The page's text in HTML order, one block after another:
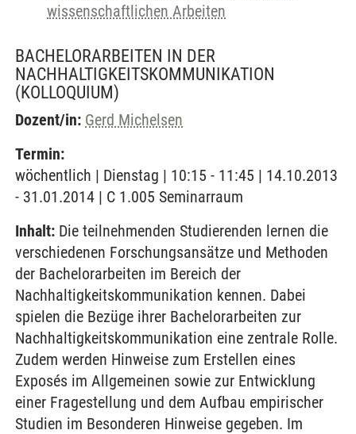
wissenschaftlichen Arbeiten
BACHELORARBEITEN IN DER
NACHHALTIGKEITSKOMMUNIKATION
(KOLLOQUIUM)
Dozent/in: Gerd Michelsen
Termin:
wöchentlich | Dienstag | 10:15 - 11:45 | 14.10.2013
- 31.01.2014 | C 1.005 Seminarraum
Inhalt: Die teilnehmenden Studierenden lernen die
verschiedenen Forschungsansätze und Methoden
der Bachelorarbeiten im Bereich der
Nachhaltigkeitskommunikation kennen. Dabei
spielen die Bezüge ihrer Bachelorarbeiten zur
Nachhaltigkeitskommunikation eine zentrale Rolle.
Zudem werden Hinweise zum Erstellen eines
Exposés im Allgemeinen sowie zur Entwicklung
einer Fragestellung und dem Aufbau empirischer
Studien im Besonderen Hinweise gegeben. Im